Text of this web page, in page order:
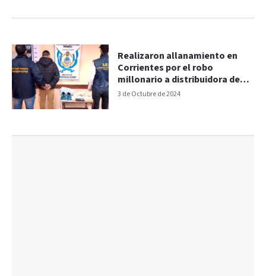
3 de Octubre de 2024
Realizaron allanamiento en
Corrientes por el robo
millonario a distribuidora de
Chajarí